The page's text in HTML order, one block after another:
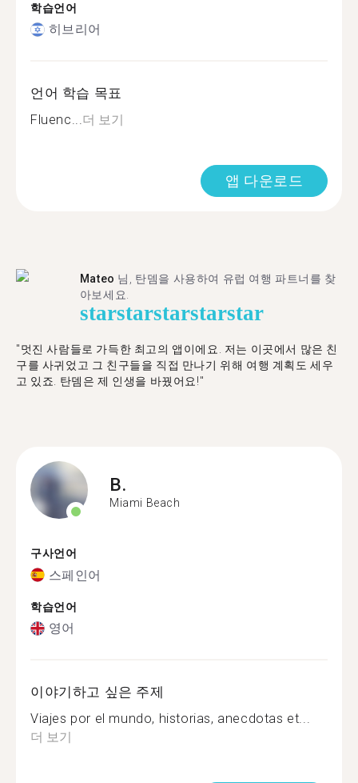
학습언어
히브리어
언어 학습 목표
Fluenc...더 보기
앱 다운로드
Mateo 님, 탄뎀을 사용하여 유럽 여행 파트너를 찾
아보세요.
starstarstarstarstar
"멋진 사람들로 가득한 최고의 앱이에요. 저는 이곳에서 많은 친
구를 사귀었고 그 친구들을 직접 만나기 위해 여행 계획도 세우
고 있죠. 탄뎀은 제 인생을 바꿨어요!"
B.
Miami Beach
구사언어
스페인어
학습언어
영어
이야기하고 싶은 주제
Viajes por el mundo, historias, anecdotas et...
더 보기